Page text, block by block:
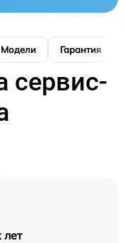
Модели Гарантия
сервис-